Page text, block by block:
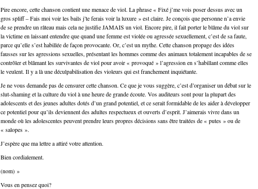
Pire encore, cette chanson contient une menace de viol. La phrase « Fixé j’me vois poser dessus avec un
gros spliff – Fais moi voir les bails j’te ferais voir la luxure » est claire. Je conçois que personne n’a envie
de se prendre un râteau mais cela ne justifie JAMAIS un viol. Encore pire, il fait porter le blâme du viol sur
la victime en laissant entendre que quand une femme est violée ou agressée sexuellement, c’est de sa faute,
parce qu’elle s’est habillée de façon provocante. Or, c’est un mythe. Cette chanson propage des idées
fausses sur les agressions sexuelles, présentant les hommes comme des animaux totalement incapables de se
contrôler et blâmant les survivantes de viol pour avoir « provoqué » l’agression en s’habillant comme elles
le veulent. Il y a là une déculpabilisation des violeurs qui est franchement inquiétante.
Je ne vous demande pas de censurer cette chanson. Ce que je vous suggère, c’est d’organiser un débat sur le
slut-shaming et la culture du viol à une heure de grande écoute. Vos auditeurs sont pour la plupart des
adolescents et des jeunes adultes dotés d’un grand potentiel, et ce serait formidable de les aider à développer
ce potentiel pour qu’ils deviennent des adultes respectueux et ouverts d’esprit. J’aimerais vivre dans un
monde où les adolescentes peuvent prendre leurs propres décisions sans être traitées de « putes » ou de
« salopes ».
J’espère que ma lettre a attiré votre attention.
Bien cordialement.
(nom) »
Vous en pensez quoi?